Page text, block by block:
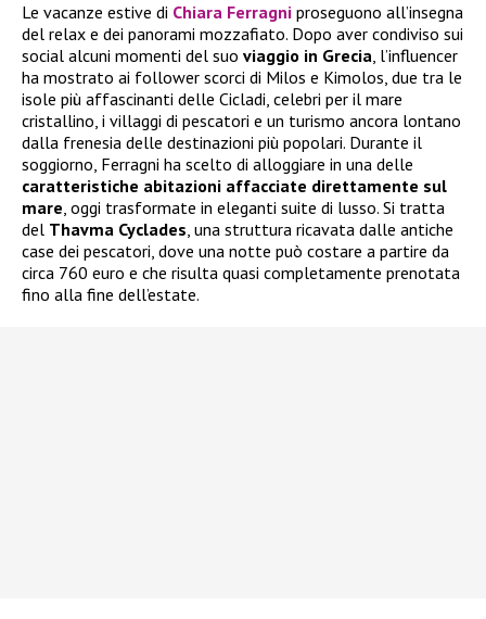
Le vacanze estive di Chiara Ferragni proseguono all’insegna
del relax e dei panorami mozzafiato. Dopo aver condiviso sui
social alcuni momenti del suo viaggio in Grecia, l’influencer
ha mostrato ai follower scorci di Milos e Kimolos, due tra le
isole più affascinanti delle Cicladi, celebri per il mare
cristallino, i villaggi di pescatori e un turismo ancora lontano
dalla frenesia delle destinazioni più popolari. Durante il
soggiorno, Ferragni ha scelto di alloggiare in una delle
caratteristiche abitazioni affacciate direttamente sul
mare, oggi trasformate in eleganti suite di lusso. Si tratta
del Thavma Cyclades, una struttura ricavata dalle antiche
case dei pescatori, dove una notte può costare a partire da
circa 760 euro e che risulta quasi completamente prenotata
fino alla fine dell’estate.